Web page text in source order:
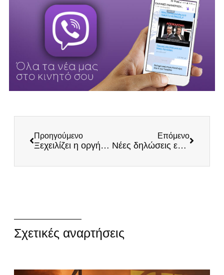
Προηγούμενο
Ξεχειλίζει η οργή των κατοίκων – 3η νύχτα κόλασης στα Βίλια
Επόμενο
Νέες δηλώσεις επωνύμων κατά του υποχρεωτικού εμβολιασμού
Σχετικές αναρτήσεις